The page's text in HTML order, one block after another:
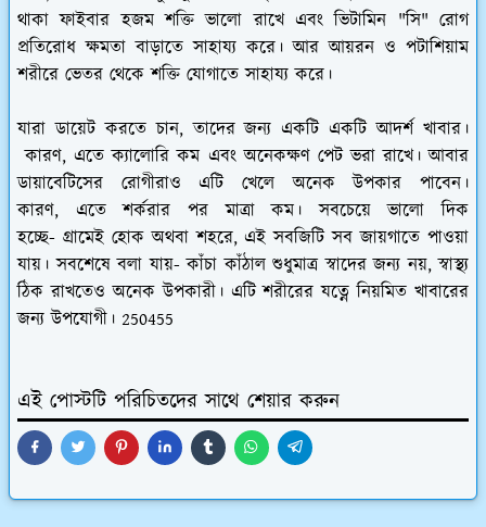
থাকা ফাইবার হজম শক্তি ভালো রাখে এবং ভিটামিন "সি" রোগ
প্রতিরোধ ক্ষমতা বাড়াতে সাহায্য করে। আর আয়রন ও পটাশিয়াম
শরীরে ভেতর থেকে শক্তি যোগাতে সাহায্য করে।
যারা ডায়েট করতে চান, তাদের জন্য একটি একটি আদর্শ খাবার।
কারণ, এতে ক্যালোরি কম এবং অনেকক্ষণ পেট ভরা রাখে। আবার
ডায়াবেটিসের রোগীরাও এটি খেলে অনেক উপকার পাবেন।
কারণ, এতে শর্করার পর মাত্রা কম। সবচেয়ে ভালো দিক
হচ্ছে- গ্রামেই হোক অথবা শহরে, এই সবজিটি সব জায়গাতে পাওয়া
যায়। সবশেষে বলা যায়- কাঁচা কাঁঠাল শুধুমাত্র স্বাদের জন্য নয়, স্বাস্থ্য
ঠিক রাখতেও অনেক উপকারী। এটি শরীরের যত্নে নিয়মিত খাবারের
জন্য উপযোগী। 250455
এই পোস্টটি পরিচিতদের সাথে শেয়ার করুন